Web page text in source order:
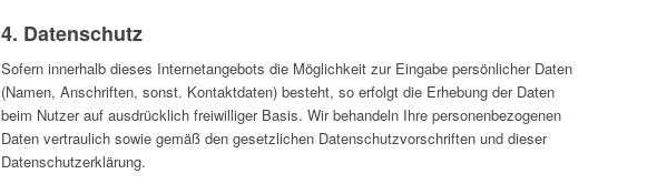
4. Datenschutz
Sofern innerhalb dieses Internetangebots die Möglichkeit zur Eingabe persönlicher Daten
(Namen, Anschriften, sonst. Kontaktdaten) besteht, so erfolgt die Erhebung der Daten
beim Nutzer auf ausdrücklich freiwilliger Basis. Wir behandeln Ihre personenbezogenen
Daten vertraulich sowie gemäß den gesetzlichen Datenschutzvorschriften und dieser
Datenschutzerklärung.